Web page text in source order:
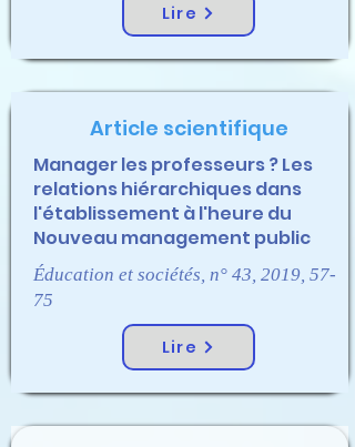
Lire
Article scientifique
Manager les professeurs ? Les
relations hiérarchiques dans
l'établissement à l'heure du
Nouveau management public
Éducation et sociétés, n° 43, 2019, 57-
75
Lire